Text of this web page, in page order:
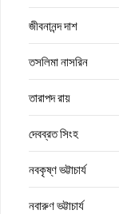
জীবনানন্দ দাশ
তসলিমা নাসরিন
তারাপদ রায়
দেবব্রত সিংহ
নবকৃষ্ণ ভট্টাচার্য
নবারুণ ভট্টাচার্য